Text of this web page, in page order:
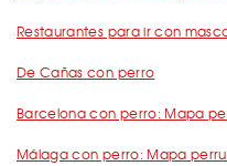
Restaurantes para ir con
De Cañas con perro
Barcelona con perro: Mapa
Málaga con perro: Mapa